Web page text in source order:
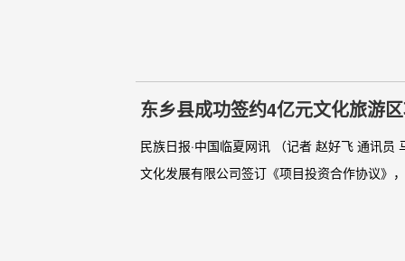
东乡县成功签约4亿元文化旅游
民族日报·中国临夏网讯 （记者 赵好飞 通讯
文化发展有限公司签订《项目投资合作协议》